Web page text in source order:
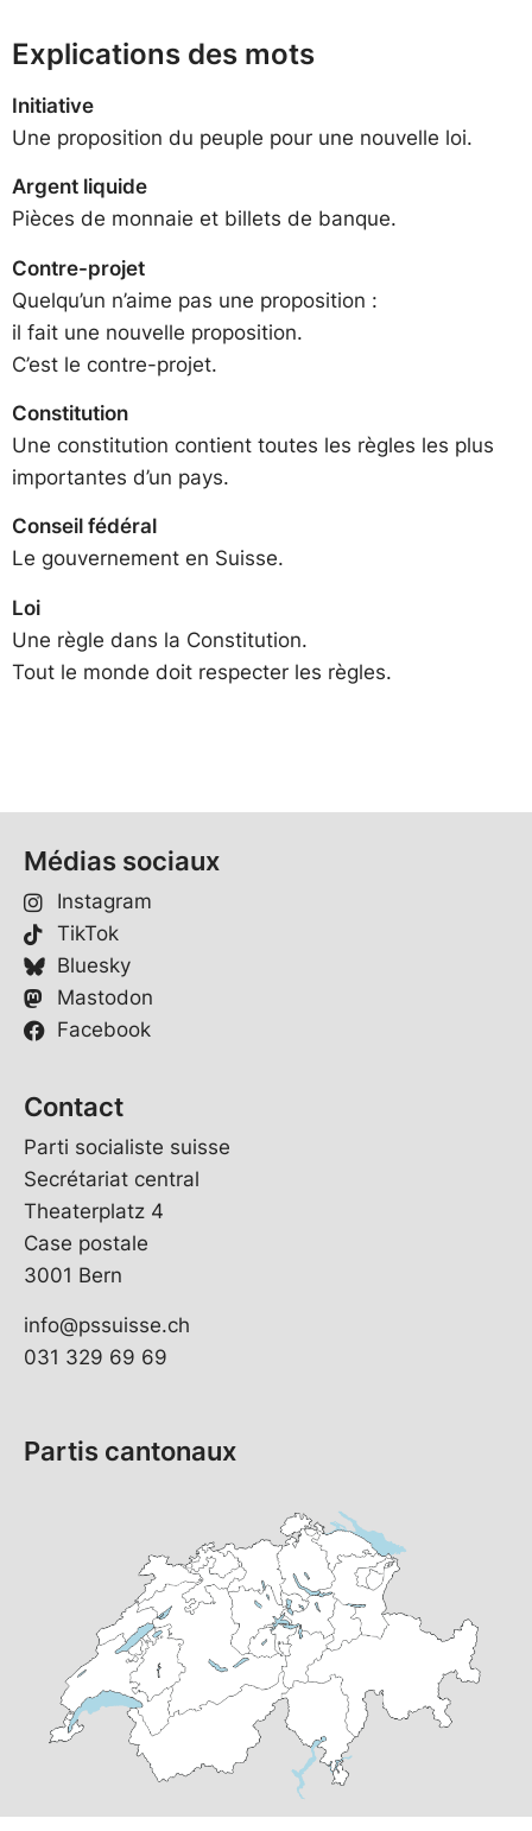
Explications des mots
Initiative
Une proposition du peuple pour une nouvelle loi.
Argent liquide
Pièces de monnaie et billets de banque.
Contre-projet
Quelqu’un n’aime pas une proposition :
il fait une nouvelle proposition.
C’est le contre-projet.
Constitution
Une constitution contient toutes les règles les plus
importantes d’un pays.
Conseil fédéral
Le gouvernement en Suisse.
Loi
Une règle dans la Constitution.
Tout le monde doit respecter les règles.
Médias sociaux
Instagram
TikTok
Bluesky
Mastodon
Facebook
Contact
Parti socialiste suisse
Secrétariat central
Theaterplatz 4
Case postale
3001 Bern
info@pssuisse.ch
031 329 69 69
Partis cantonaux